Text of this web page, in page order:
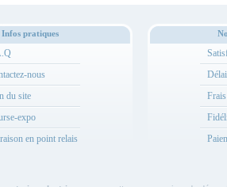
Infos pratiques
nous
du site
expo
en point relais